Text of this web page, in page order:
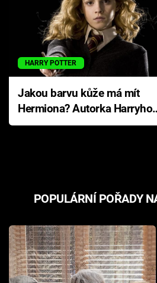
HARRY POTTER
Jakou barvu kůže má mít
Hermiona? Autorka Harryho
Pottera přišla s ráznou
POPULÁRNÍ POŘADY